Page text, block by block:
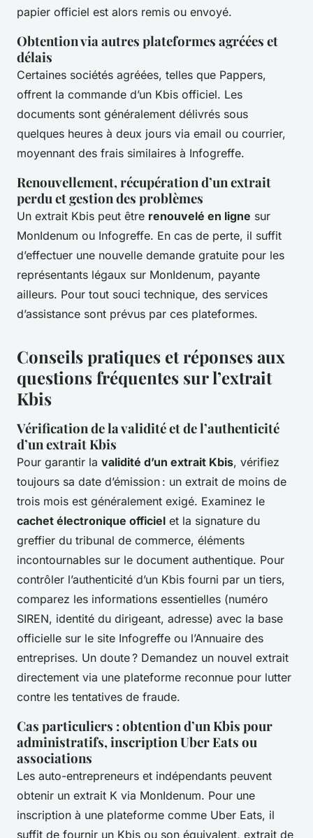
papier officiel est alors remis ou envoyé.
Obtention via autres plateformes agréées et
délais
Certaines sociétés agréées, telles que Pappers,
offrent la commande d’un Kbis officiel. Les
documents sont généralement délivrés sous
quelques heures à deux jours via email ou courrier,
moyennant des frais similaires à Infogreffe.
Renouvellement, récupération d’un extrait
perdu et gestion des problèmes
Un extrait Kbis peut être renouvelé en ligne sur
MonIdenum ou Infogreffe. En cas de perte, il suffit
d’effectuer une nouvelle demande gratuite pour les
représentants légaux sur MonIdenum, payante
ailleurs. Pour tout souci technique, des services
d’assistance sont prévus par ces plateformes.
Conseils pratiques et réponses aux
questions fréquentes sur l’extrait
Kbis
Vérification de la validité et de l’authenticité
d’un extrait Kbis
Pour garantir la validité d’un extrait Kbis, vérifiez
toujours sa date d’émission : un extrait de moins de
trois mois est généralement exigé. Examinez le
cachet électronique officiel et la signature du
greffier du tribunal de commerce, éléments
incontournables sur le document authentique. Pour
contrôler l’authenticité d’un Kbis fourni par un tiers,
comparez les informations essentielles (numéro
SIREN, identité du dirigeant, adresse) avec la base
officielle sur le site Infogreffe ou l’Annuaire des
entreprises. Un doute ? Demandez un nouvel extrait
directement via une plateforme reconnue pour lutter
contre les tentatives de fraude.
Cas particuliers : obtention d’un Kbis pour
administratifs, inscription Uber Eats ou
associations
Les auto-entrepreneurs et indépendants peuvent
obtenir un extrait K via MonIdenum. Pour une
inscription à une plateforme comme Uber Eats, il
suffit de fournir un Kbis ou son équivalent, extrait de